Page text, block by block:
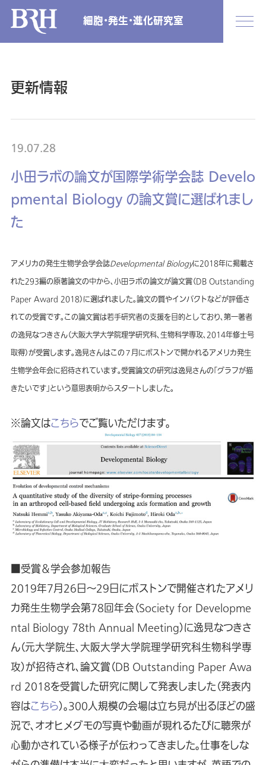
細胞・発生・進化研究室
更新情報
19.07.28
小田ラボの論文が国際学術学会誌 Develo
pmental Biology の論文賞に選ばれまし
た
アメリカの発生生物学会学会誌Developmental Biologyに2018年に掲載さ
れた293編の原著論文の中から、小田ラボの論文が論文賞（DB Outstanding
Paper Award 2018）に選ばれました。論文の質やインパクトなどが評価さ
れての受賞です。この論文賞は若手研究者の支援を目的としており、第一著者
の逸見なつきさん（大阪大学大学院理学研究科、生物科学専攻、2014年修士号
取得）が受賞します。逸見さんはこの７月にボストンで開かれるアメリカ発生
生物学会年会に招待されています。受賞論文の研究は逸見さんの「グラフが描
きたいです」という意思表明からスタートしました。
※論文はこちらでご覧いただけます。
■受賞＆学会参加報告
2019年7月26日〜29日にボストンで開催されたアメリ
カ発生生物学会第78回年会（Society for Developme
ntal Biology 78th Annual Meeting）に逸見なつきさ
ん（元大学院生、大阪大学大学院理学研究科生物科学専
攻）が招待され、論文賞（DB Outstanding Paper Awa
rd 2018を受賞した研究に関して発表しました（発表内
容はこちら）。300人規模の会場は立ち見が出るほどの盛
況で、オオヒメグモの写真や動画が現れるたびに聴衆が
心動かされている様子が伝わってきました。仕事をしな